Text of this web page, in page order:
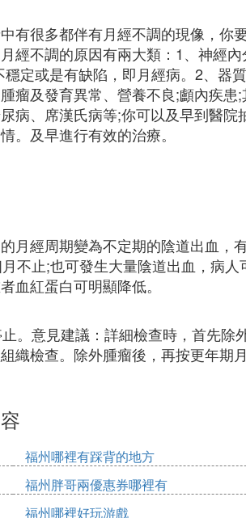
有很多都伴有月經不調的現像，你
經不調的原因有兩大類：1、神經
定或是有缺陷，即月經病。2、器
瘤及發育異常、營養不良;顱內疾患
病、席漢氏病等;你可以及早到醫院
。及早進行有效的治療。
月經周期變為不定期的陰道出血，
不止;也可發生大量陰道出血，病人
血紅蛋白可明顯降低。
。意見建議：詳細檢查時，首先除
織檢查。除外腫瘤後，再按更年期
福州哪裡有踩背的地方
福州胖哥兩優惠券哪裡有
福州哪裡好玩游戲